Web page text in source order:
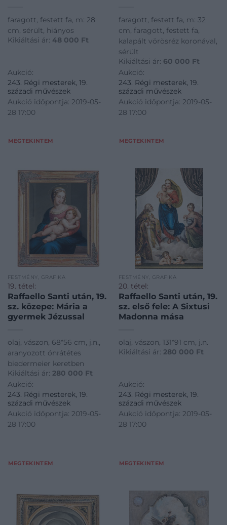
faragott, festett fa, m: 28
cm, sérült, hiányos
Kikiáltási ár: 48 000 Ft
Aukció:
243. Régi mesterek, 19.
századi művészek
Aukció időpontja: 2019-05-
28 17:00
MEGTEKINTEM
faragott, festett fa, m: 32
cm, faragott, festett fa,
kalapált vörösréz koronával,
sérült
Kikiáltási ár: 60 000 Ft
Aukció:
243. Régi mesterek, 19.
századi művészek
Aukció időpontja: 2019-05-
28 17:00
MEGTEKINTEM
FESTMÉNY, GRAFIKA
19. tétel:
Raffaello Santi után, 19.
sz. közepe: Mária a
gyermek Jézussal
olaj, vászon, 68*56 cm, j.n.,
aranyozott ónrátétes
biedermeier keretben
Kikiáltási ár: 280 000 Ft
Aukció:
243. Régi mesterek, 19.
századi művészek
Aukció időpontja: 2019-05-
28 17:00
MEGTEKINTEM
FESTMÉNY, GRAFIKA
20. tétel:
Raffaello Santi után, 19.
sz. első fele: A Sixtusi
Madonna mása
olaj, vászon, 131*91 cm, j.n.
Kikiáltási ár: 280 000 Ft
Aukció:
243. Régi mesterek, 19.
századi művészek
Aukció időpontja: 2019-05-
28 17:00
MEGTEKINTEM